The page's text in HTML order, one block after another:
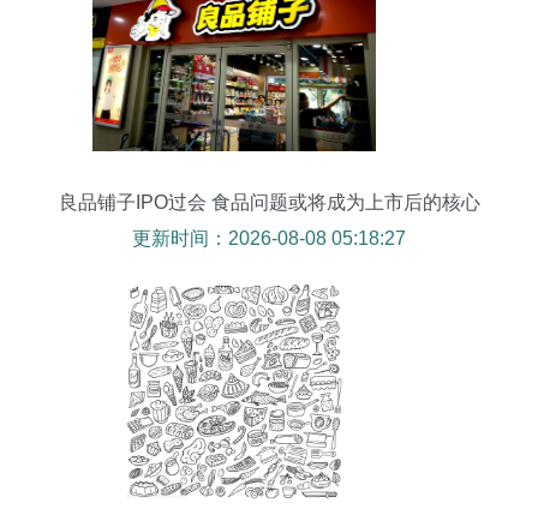
良品铺子IPO过会 食品问题或将成为上市后的核心
挑战？
更新时间：2026-08-08 05:18:27